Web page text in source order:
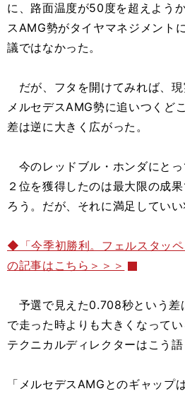
に、路面温度が50度を超えよう
スAMG勢がタイヤマネジメント
議ではなかった。
だが、フタを開けてみれば、現
メルセデスAMG勢に追いつくど
差は逆に大きく広がった。
今のレッドブル・ホンダにと
２位を獲得したのは最大限の成
ろう。だが、それに満足していい
◆「今季初勝利。フェルスタッペ
の記事はこちら＞＞＞
予選で見えた0.708秒という差
で走った時よりも大きくなって
テクニカルディレクターはこう語
「メルセデスAMGとのギャップ